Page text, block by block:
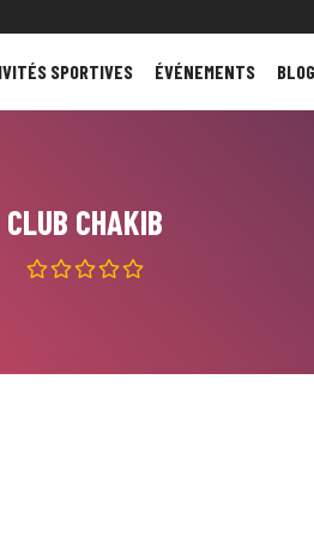
SPORTIVES ÉVÉNEMENTS BLOG
CLUB CHAKIB